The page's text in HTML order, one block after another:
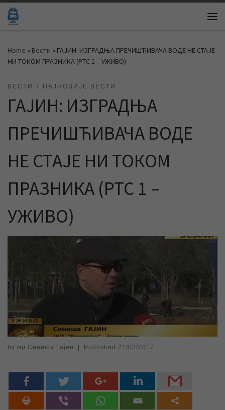
Skip to content
Home » Вести » ГАЈИН: ИЗГРАДЊА ПРЕЧИШЋИВАЧА ВОДЕ НЕ СТАЈЕ
НИ ТОКОМ ПРАЗНИКА (РТС 1 – УЖИВО)
ВЕСТИ НАЈНОВИЈЕ ВЕСТИ
ГАЈИН: ИЗГРАДЊА
ПРЕЧИШЋИВАЧА ВОДЕ
НЕ СТАЈЕ НИ ТОКОМ
ПРАЗНИКА (РТС 1 –
УЖИВО)
by мр Синиша Гајин Published 21/02/2017